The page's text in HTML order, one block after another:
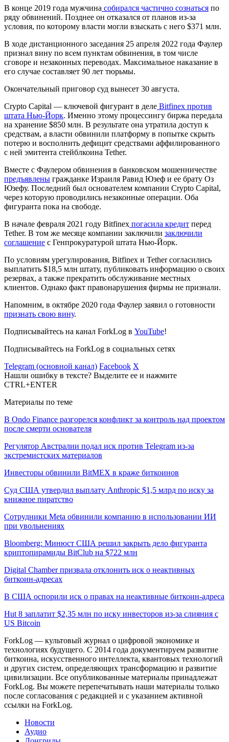
В конце 2019 года мужчина собирался частично сознаться по
ряду обвинений. Позднее он отказался от планов из-за
условия, по которому власти могли взыскать с него $371 млн.
В ходе дистанционного заседания 25 апреля 2022 года Фаулер
признал вину по всем пунктам обвинения, в том числе
сговоре и незаконных переводах. Максимальное наказание в
его случае составляет 90 лет тюрьмы.
Окончательный приговор суд вынесет 30 августа.
Crypto Capital — ключевой фигурант в деле Bitfinex против
штата Нью-Йорк. Именно этому процессингу биржа передала
на хранение $850 млн. В результате она утратила доступ к
средствам, а власти обвинили платформу в попытке скрыть
потерю и восполнить дефицит средствами аффилированного
с ней эмитента стейблкоина Tether.
Вместе с Фаулером обвинения в банковском мошенничестве
предъявлены гражданке Израиля Равид Юзеф и ее брату Оз
Юзефу. Последний был основателем компании Crypto Capital,
через которую проводились незаконные операции. Оба
фигуранта пока на свободе.
В начале февраля 2021 году Bitfinex погасила кредит перед
Tether. В том же месяце компании заключили заключили
соглашение с Генпрокуратурой штата Нью-Йорк.
По условиям урегулирования, Bitfinex и Tether согласились
выплатить $18,5 млн штату, публиковать информацию о своих
резервах, а также прекратить обслуживание местных
клиентов. Однако факт правонарушения фирмы не признали.
Напомним, в октябре 2020 года Фаулер заявил о готовности
признать свою вину.
Подписывайтесь на канал ForkLog в YouTube!
Подписывайтесь на ForkLog в социальных сетях
Telegram (основной канал) Facebook X
Нашли ошибку в тексте? Выделите ее и нажмите
CTRL+ENTER
Материалы по теме
В Ondo Finance разгорелся конфликт за контроль над проектом
после смерти основателя
Регулятор Австралии подал иск против Telegram из-за
экстремистских материалов
Инвесторы обвинили BitMEX в краже биткоинов
Суд США утвердил выплату Anthropic $1,5 млрд по иску за
книжное пиратство
Сотрудники Meta обвинили компанию в использовании ИИ
при увольнениях
Bloomberg: Минюст США решил закрыть дело фигуранта
криптопирамиды BitClub на $722 млн
Digital Chamber призвала отклонить иск о неактивных
биткоин-адресах
В США оспорили иск о правах на неактивные биткоин-адреса
Hut 8 заплатит $2,35 млн по иску инвесторов из-за слияния с
US Bitcoin
ForkLog — культовый журнал о цифровой экономике и
технологиях будущего. С 2014 года документируем развитие
биткоина, искусственного интеллекта, квантовых технологий
и других систем, определяющих трансформацию и развитие
цивилизации. Все опубликованные материалы принадлежат
ForkLog. Вы можете перепечатывать наши материалы только
после согласования с редакцией и с указанием активной
ссылки на ForkLog.
Новости
Аудио